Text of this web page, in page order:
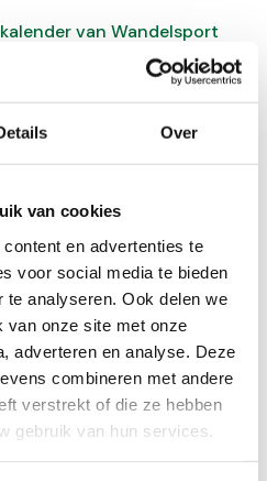
Over
van cookies
en advertenties te
voor social media te bieden
analyseren. Ook delen we
van onze site met onze
adverteren en analyse. Deze
combineren met andere
verstrekt of die ze hebben
gebruik van hun services.
van Wandelsport
KWbN?
om je aan te melden